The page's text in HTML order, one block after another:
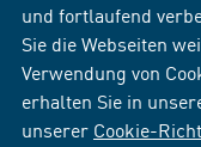
und fortlaufend
Sie die Webseiten
Verwendung von
erhalten Sie in
unserer Cookie-